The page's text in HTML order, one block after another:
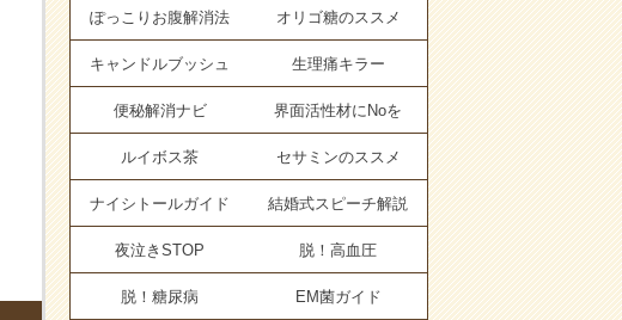
ぽっこりお腹解消法 オリゴ糖のススメ
キャンドルブッシュ 生理痛キラー
便秘解消ナビ 界面活性材にNoを
ルイボス茶 セサミンのススメ
ナイシトールガイド 結婚式スピーチ解説
夜泣きSTOP 脱！高血圧
脱！糖尿病 EM菌ガイド